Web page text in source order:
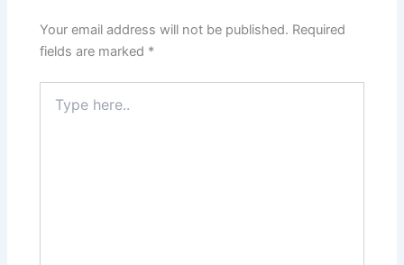
Your email address will not be published. Required
fields are marked *
here..